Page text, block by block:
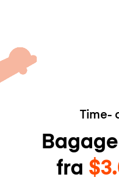
Time-
fra